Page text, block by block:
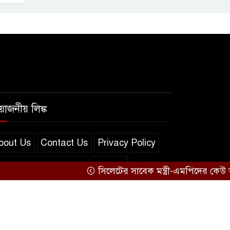
লিঙ্ক
Us Contact Us Privacy Policy
সব খবর
সিলেটের সাবেক মন্ত্রী-এমপিদের কেউ